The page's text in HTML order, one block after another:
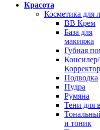
Красота
Косметика для
BB Крем
База для
макияжа
Губная
Консилер/
Корректор
Подводка
Пудра
Румяна
Тени для
и тоник